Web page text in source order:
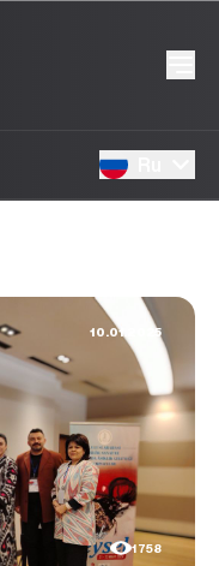
10.01.2025
1758